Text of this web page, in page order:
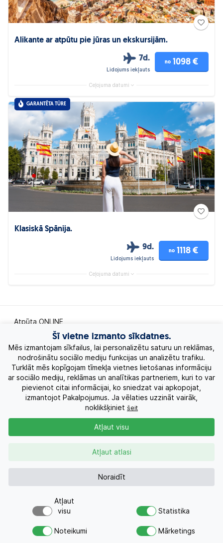
Alikante ar atpūtu pie jūras un ekskursijām.
7d.
Lidojums iekļauts
no 1098 €
Ceļojuma datumi
GARANTĒTA TŪRE
Klasiskā Spānija.
9d.
Lidojums iekļauts
no 1118 €
Ceļojuma datumi
Atpūta ONLINE
Ekskursiju ceļojumi
Eksotiskie ceļojumi
Labākie piedāvājumi
Kruīzi
Kontakti
+371 26955551
AZA TOURS © 2010-2026
Vai meklējat ceļojumu?
Nosūtiet atvaļinājuma pieprasījumu
interesējās 4 cilvēkiem
Šī vietne izmanto sīkdatnes.
Mēs izmantojam sīkfailus, lai personalizētu saturu un reklāmas,
nodrošinātu sociālo mediju funkcijas un analizētu trafiku.
Turklāt mēs kopīgojam tīmekļa vietnes lietošanas informāciju
ar sociālo mediju, reklāmas un analītikas partneriem, kuri to var
pievienot citai informācijai, ko sniedzat vai apkopojat,
izmantojot Pakalpojumus. Ja vēlaties uzzināt vairāk,
noklikšķiniet šeit
Noraidīt
Atļaut atlasi
Atļaut visu
Atļaut
visu
Statistika
Noteikumi Mārketings